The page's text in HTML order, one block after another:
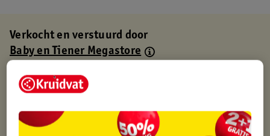
Verkocht en verstuurd door
Baby en Tiener Megastore
Binnen 1 werkdag verstuurd
Gratis thuisbezorgd
Gratis punten met je Kruidvat kaart